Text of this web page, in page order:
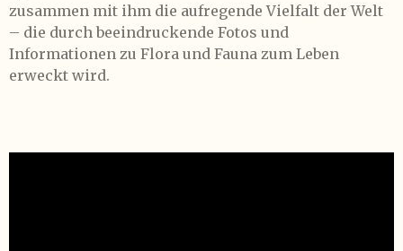
zusammen mit ihm die aufregende Vielfalt der Welt
– die durch beeindruckende Fotos und
Informationen zu Flora und Fauna zum Leben
erweckt wird.